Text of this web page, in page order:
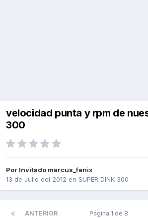
velocidad punta y rpm de
300
Por Invitado marcus_fenix
13 de Julio del 2012 en SUPER DINK 300
ANTERIOR Página 1 de 8